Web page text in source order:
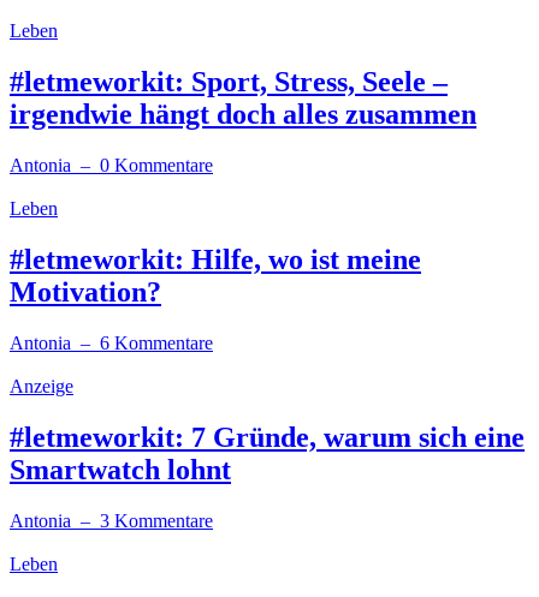
Leben
#letmeworkit: Sport, Stress, Seele –
irgendwie hängt doch alles zusammen
Antonia – 0 Kommentare
Leben
#letmeworkit: Hilfe, wo ist meine
Motivation?
Antonia – 6 Kommentare
Anzeige
#letmeworkit: 7 Gründe, warum sich eine
Smartwatch lohnt
Antonia – 3 Kommentare
Leben